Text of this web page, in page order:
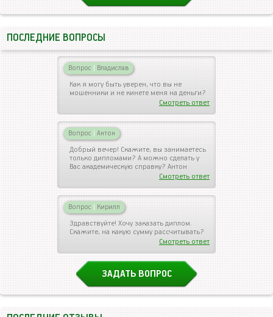
ПОСЛЕДНИЕ ВОПРОСЫ
Вопрос | Владислав
Как я могу быть уверен, что вы не
мошенники и не кинете меня на деньги?
Смотреть ответ
Вопрос | Антон
Добрый вечер! Скажите, вы занимаетесь
только дипломами? А можно сделать у
Вас академическую справку? Антон
Смотреть ответ
Вопрос | Кирилл
Здравствуйте! Хочу заказать диплом.
Скажите, на какую сумму рассчитывать?
Смотреть ответ
ЗАДАТЬ ВОПРОС